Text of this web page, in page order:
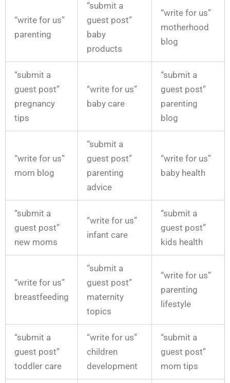
“write for us”
parenting
“submit a
guest post”
baby
products
“write for us”
motherhood
blog
“submit a
guest post”
pregnancy
tips
“write for us”
baby care
“submit a
guest post”
parenting
blog
“write for us”
mom blog
“submit a
guest post”
parenting
advice
“write for us”
baby health
“submit a
guest post”
new moms
“write for us”
infant care
“submit a
guest post”
kids health
“write for us”
breastfeeding
“submit a
guest post”
maternity
topics
“write for us”
parenting
lifestyle
“submit a
guest post”
toddler care
“write for us”
children
development
“submit a
guest post”
mom tips